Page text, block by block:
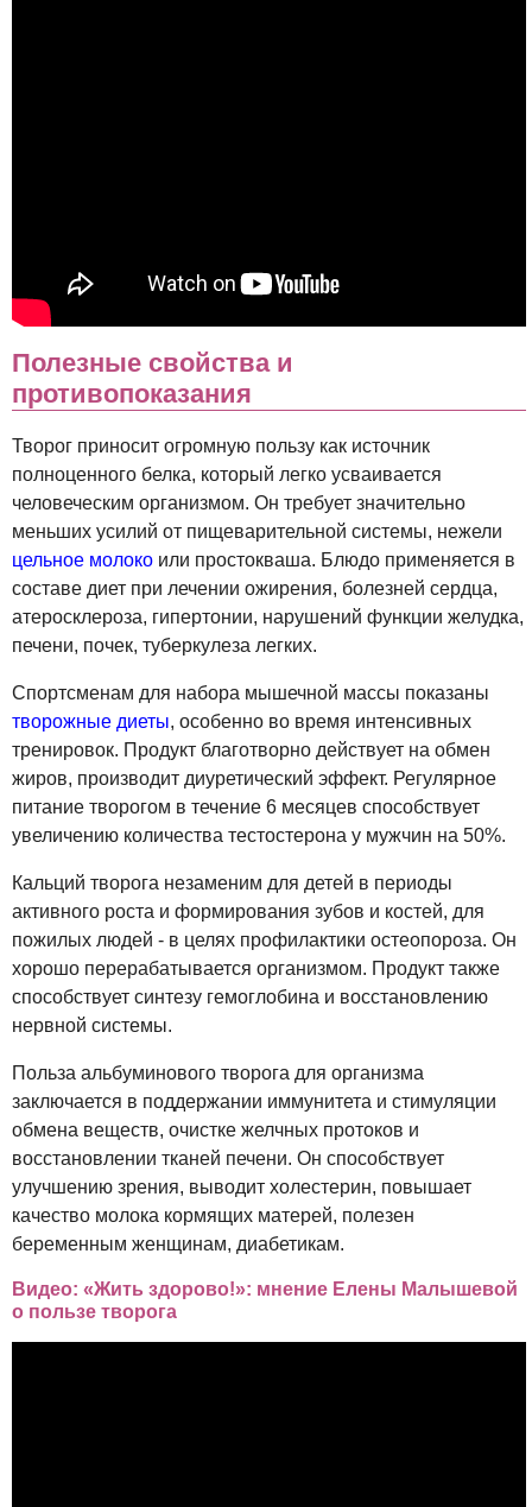
Полезные свойства и
противопоказания
Творог приносит огромную пользу как источник
полноценного белка, который легко усваивается
человеческим организмом. Он требует значительно
меньших усилий от пищеварительной системы, нежели
цельное молоко или простокваша. Блюдо применяется в
составе диет при лечении ожирения, болезней сердца,
атеросклероза, гипертонии, нарушений функции желудка,
печени, почек, туберкулеза легких.
Спортсменам для набора мышечной массы показаны
творожные диеты, особенно во время интенсивных
тренировок. Продукт благотворно действует на обмен
жиров, производит диуретический эффект. Регулярное
питание творогом в течение 6 месяцев способствует
увеличению количества тестостерона у мужчин на 50%.
Кальций творога незаменим для детей в периоды
активного роста и формирования зубов и костей, для
пожилых людей - в целях профилактики остеопороза. Он
хорошо перерабатывается организмом. Продукт также
способствует синтезу гемоглобина и восстановлению
нервной системы.
Польза альбуминового творога для организма
заключается в поддержании иммунитета и стимуляции
обмена веществ, очистке желчных протоков и
восстановлении тканей печени. Он способствует
улучшению зрения, выводит холестерин, повышает
качество молока кормящих матерей, полезен
беременным женщинам, диабетикам.
Видео: «Жить здорово!»: мнение Елены Малышевой
о пользе творога